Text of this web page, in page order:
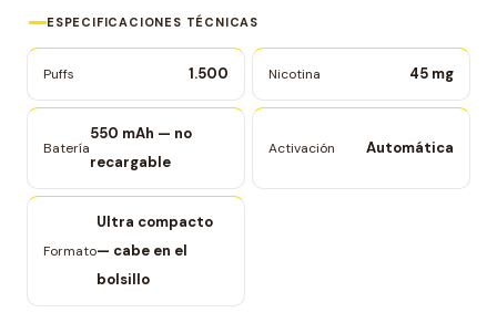
ESPECIFICACIONES TÉCNICAS
Puffs 1.500 Nicotina 45 mg
Batería
550 mAh — no
recargable
Activación Automática
Formato
Ultra compacto
— cabe en el
bolsillo